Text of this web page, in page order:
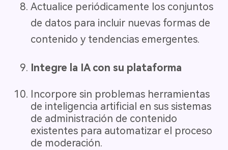
Actualice periódicamente los conjuntos
de datos para incluir nuevas formas de
contenido y tendencias emergentes.
Integre la IA con su plataforma
Incorpore sin problemas herramientas
de inteligencia artificial en sus sistemas
de administración de contenido
existentes para automatizar el proceso
de moderación.